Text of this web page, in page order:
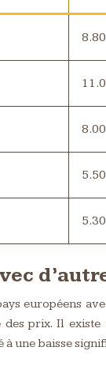
8.80
8.00
5.50
5.30
européens
prix. Il
une baisse